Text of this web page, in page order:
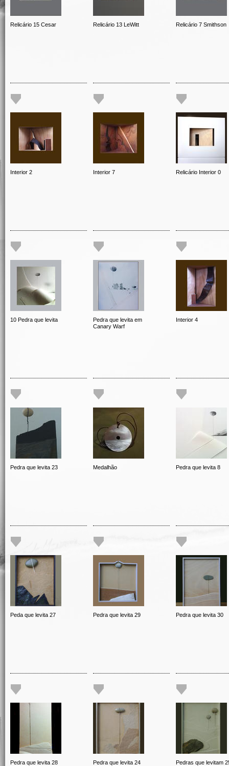
Relicário 15 Cesar Relicário 13 LeWitt Relicário 7 Smithson
Interior 2 Interior 7 Relicário Interior 0
10 Pedra que levita
Pedra que levita em
Canary Warf
Interior 4
Pedra que levita 23 Medalhão Pedra que levita 8
Peda que levita 27 Pedra que levita 29 Pedra que levita 30
Pedra que levita 28 Pedra que levita 24 Pedras que levitam